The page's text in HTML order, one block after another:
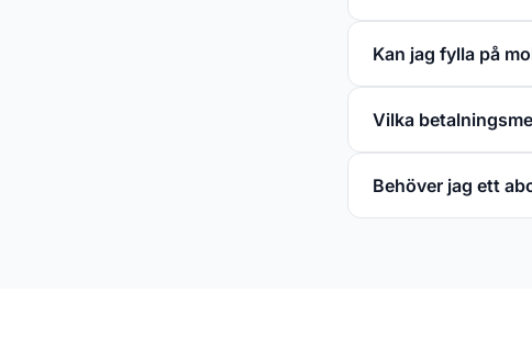
Kan jag fylla på
Vilka
Behöver jag ett